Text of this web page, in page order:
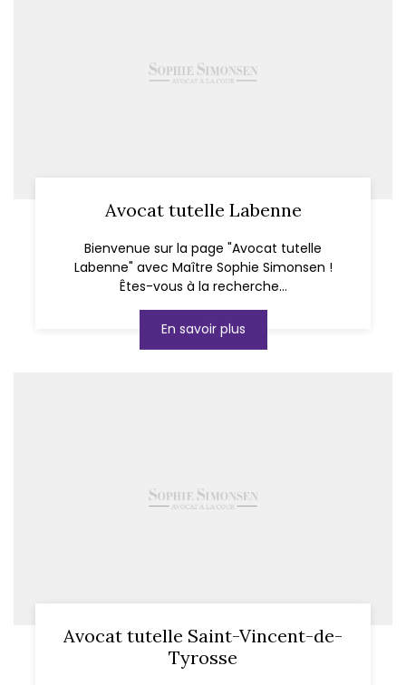
Avocat tutelle Labenne
Bienvenue sur la page "Avocat tutelle
Labenne" avec Maître Sophie Simonsen !
Êtes-vous à la recherche...
En savoir plus
Avocat tutelle Saint-Vincent-de-
Tyrosse